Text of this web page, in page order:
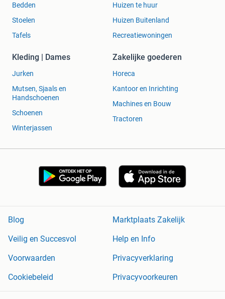
Bedden
Stoelen
Tafels
Huizen te huur
Huizen Buitenland
Recreatiewoningen
Kleding | Dames
Jurken
Mutsen, Sjaals en
Handschoenen
Schoenen
Winterjassen
Zakelijke goederen
Horeca
Kantoor en Inrichting
Machines en Bouw
Tractoren
Blog
Marktplaats Zakelijk
Veilig en Succesvol
Help en Info
Voorwaarden
Privacyverklaring
Cookiebeleid
Privacyvoorkeuren